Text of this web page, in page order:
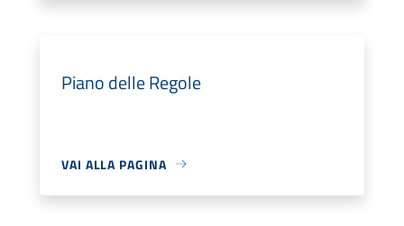
Piano delle Regole
VAI ALLA PAGINA